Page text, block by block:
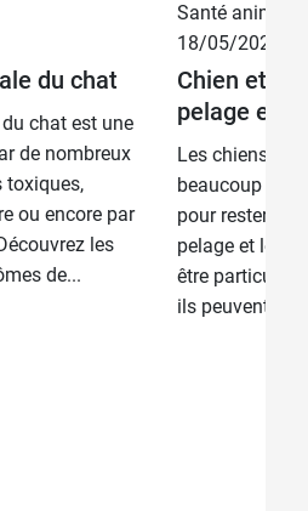
du chat
du chat est une
de nombreux
toxiques,
ou encore par
les
de...
Santé animale
18/05/2026
Chien et
pelage et
Les chiens et
beaucoup
pour rester en
pelage et
être
ils peuvent